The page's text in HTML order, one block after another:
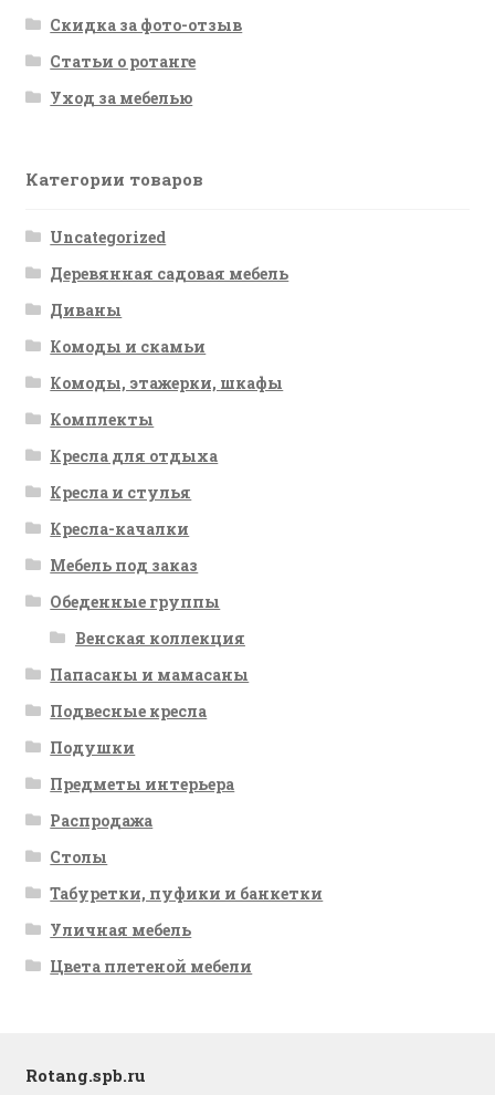
Скидка за фото-отзыв
Статьи о ротанге
Уход за мебелью
Категории товаров
Uncategorized
Деревянная садовая мебель
Диваны
Комоды и скамьи
Комоды, этажерки, шкафы
Комплекты
Кресла для отдыха
Кресла и стулья
Кресла-качалки
Мебель под заказ
Обеденные группы
Венская коллекция
Папасаны и мамасаны
Подвесные кресла
Подушки
Предметы интерьера
Распродажа
Столы
Табуретки, пуфики и банкетки
Уличная мебель
Цвета плетеной мебели
Rotang.spb.ru